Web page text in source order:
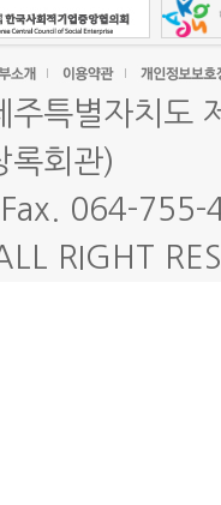
주특별자치도
록회관)
064-
RIGHT